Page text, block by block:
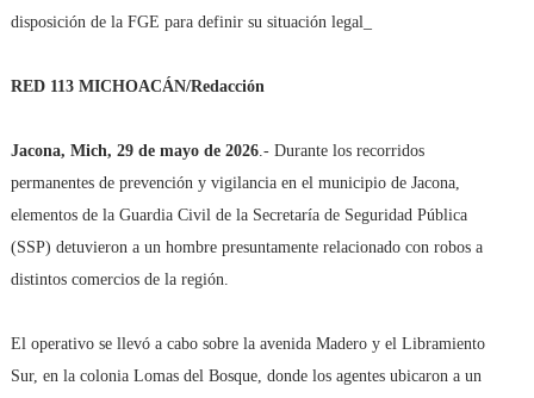
disposición de la FGE para definir su situación legal_
RED 113 MICHOACÁN/Redacción
Jacona, Mich, 29 de mayo de 2026.- Durante los recorridos
permanentes de prevención y vigilancia en el municipio de Jacona,
elementos de la Guardia Civil de la Secretaría de Seguridad Pública
(SSP) detuvieron a un hombre presuntamente relacionado con robos a
distintos comercios de la región.
El operativo se llevó a cabo sobre la avenida Madero y el Libramiento
Sur, en la colonia Lomas del Bosque, donde los agentes ubicaron a un